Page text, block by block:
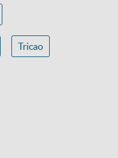
Tricao